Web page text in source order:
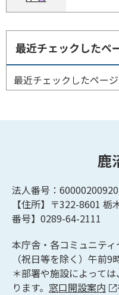
最近チェックしたペ
最近チェックしたページ
鹿
法人番号：
【住所】〒322-8601 栃
番号】0289-64-2111
本庁舎・各コミュニテ
（祝日等を除く）午前
＊部署や施設によって
ります。 窓口開設案内